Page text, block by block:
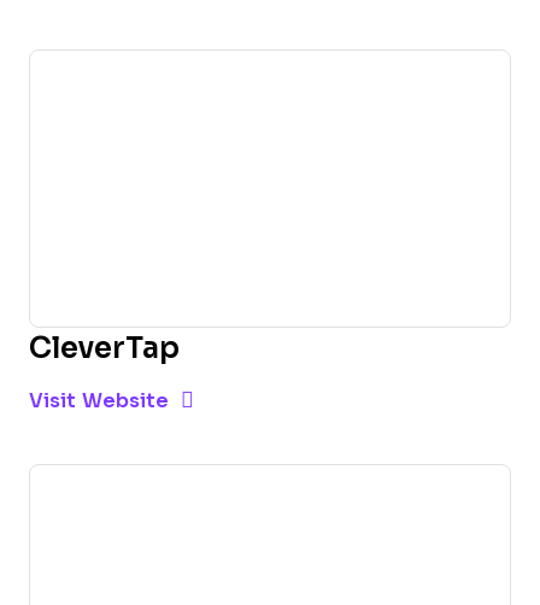
CleverTap
Visit Website Opens New Window